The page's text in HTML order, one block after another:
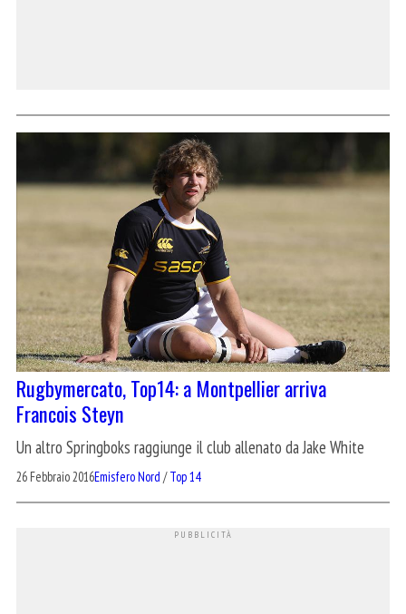
Rugbymercato, Top14: a Montpellier arriva
Francois Steyn
Un altro Springboks raggiunge il club allenato da Jake White
26 Febbraio 2016Emisfero Nord /Top 14